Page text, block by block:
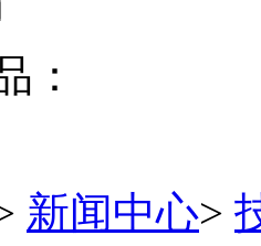
：
新闻中心>